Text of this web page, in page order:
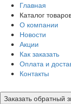
Главная
Каталог
О компании
Новости
Акции
Как заказать
Оплата и
Контакты
Заказать обратный